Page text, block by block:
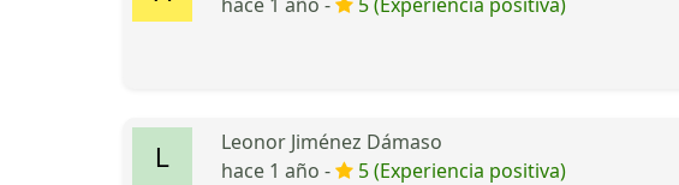
Leonor Jiménez Dámaso
hace 1 año -
5 (Experiencia positiva)